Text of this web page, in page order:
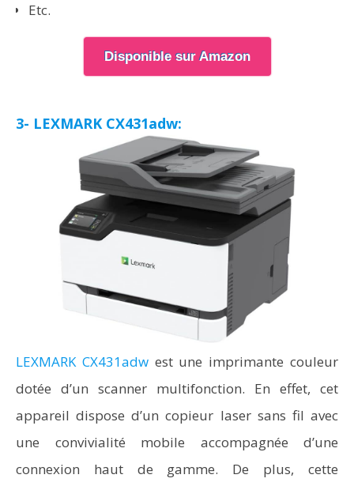
Etc.
Disponible sur Amazon
3- LEXMARK CX431adw:
LEXMARK CX431adwest une imprimante couleur
dotée d’un scanner multifonction. En effet, cet
appareil dispose d’un copieur laser sans fil avec
une convivialité mobile accompagnée d’une
connexion haut de gamme. De plus, cette